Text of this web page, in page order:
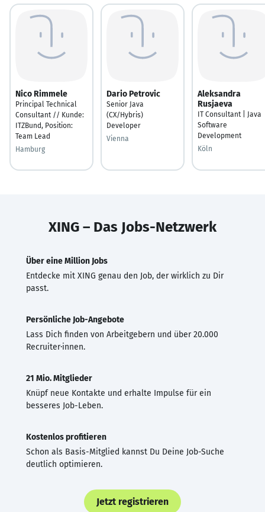
Nico Rimmele
Principal Technical
Consultant // Kunde:
ITZBund, Position:
Team Lead
Hamburg
Dario Petrovic
Senior Java
(CX/Hybris)
Developer
Vienna
Aleksandra
Rusjaeva
IT Consultant | Java
Software
Development
Köln
XING – Das Jobs-Netzwerk
Über eine Million Jobs
Entdecke mit XING genau den Job, der wirklich zu Dir
passt.
Persönliche Job-Angebote
Lass Dich finden von Arbeitgebern und über 20.000
Recruiter·innen.
21 Mio. Mitglieder
Knüpf neue Kontakte und erhalte Impulse für ein
besseres Job-Leben.
Kostenlos profitieren
Schon als Basis-Mitglied kannst Du Deine Job-Suche
deutlich optimieren.
Jetzt registrieren